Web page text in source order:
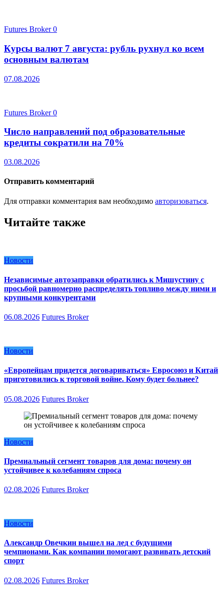
Futures Broker0
Курсы валют 7 августа: рубль рухнул ко всем
основным валютам
07.08.2026
Futures Broker0
Число направлений под образовательные
кредиты сократили на 70%
03.08.2026
Отправить комментарий
Для отправки комментария вам необходимо авторизоваться.
Читайте также
Новости
Независимые автозаправки обратились к Мишустину с
просьбой равномерно распределять топливо между ними и
крупными конкурентами
06.08.2026 Futures Broker
Новости
«Европейцам придется договариваться» Евросоюз и Китай
приготовились к торговой войне. Кому будет больнее?
05.08.2026 Futures Broker
Новости
Премиальный сегмент товаров для дома: почему он
устойчивее к колебаниям спроса
02.08.2026 Futures Broker
Новости
Александр Овечкин вышел на лед с будущими
чемпионами. Как компании помогают развивать детский
спорт
02.08.2026 Futures Broker